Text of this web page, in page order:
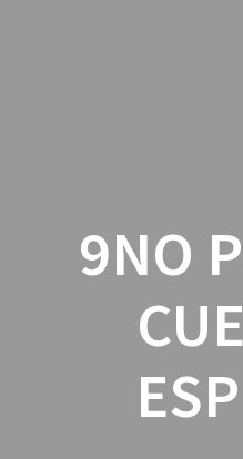
9NO